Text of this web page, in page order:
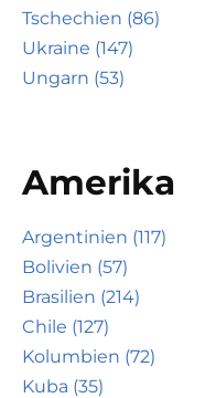
Tschechien (86)
Ukraine (147)
Ungarn (53)
Amerika
Argentinien (117)
Bolivien (57)
Brasilien (214)
Chile (127)
Kolumbien (72)
Kuba (35)